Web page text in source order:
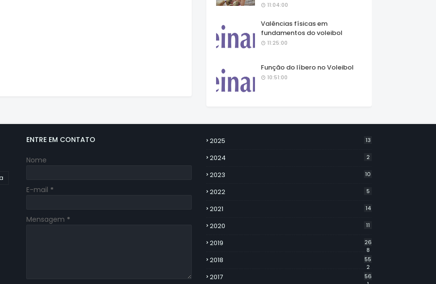
11:04:00
Valências físicas em
fundamentos do voleibol
11:25:00
Função do líbero no Voleibol
10:51:00
ENTRE EM CONTATO
Nome
E-mail *
Mensagem *
2025 13
2024 2
2023 10
2022 5
2021 14
2020 11
2019
26
8
2018
55
2
2017
56